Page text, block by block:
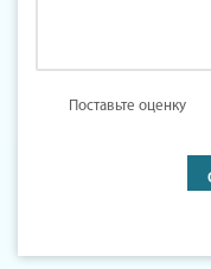
Поставьте оценку